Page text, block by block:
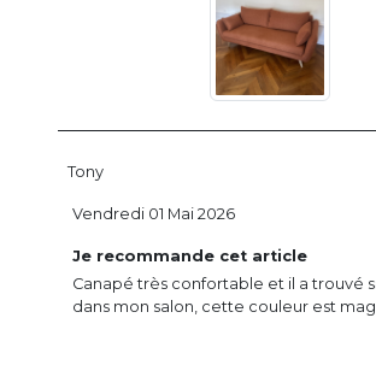
Tony
Je recommande cet article
Canapé très confortable et il a trouvé
dans mon salon, cette couleur est
Vendredi 01 Mai 2026